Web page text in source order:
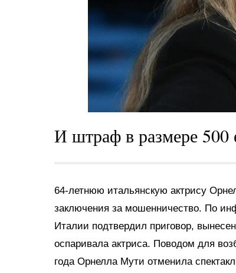
И штраф в размере 500
64-летнюю итальянскую актрису
заключения за мошенничество. По
Италии подтвердил приговор,
оспаривала актриса. Поводом для
года Орнелла Мути отменила